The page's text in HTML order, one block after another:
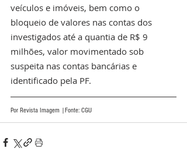
veículos e imóveis, bem como o
bloqueio de valores nas contas dos
investigados até a quantia de R$ 9
milhões, valor movimentado sob
suspeita nas contas bancárias e
identificado pela PF.
Por Revista Imagem |Fonte: CGU